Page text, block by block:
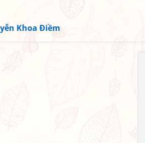
Khoa Điềm